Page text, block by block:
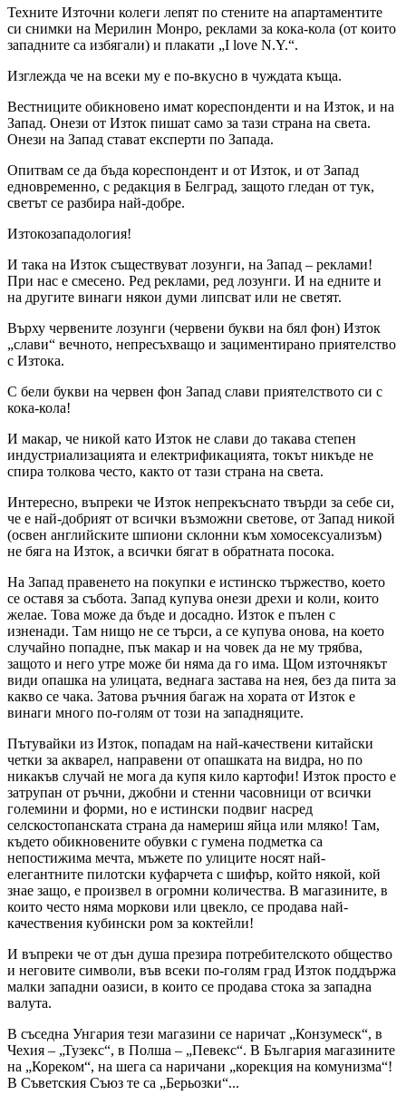
Техните Източни колеги лепят по стените на апартаментите
си снимки на Мерилин Монро, реклами за кока-кола (от които
западните са избягали) и плакати „I love N.Y.“.
Изглежда че на всеки му е по-вкусно в чуждата къща.
Вестниците обикновено имат кореспонденти и на Изток, и на
Запад. Онези от Изток пишат само за тази страна на света.
Онези на Запад стават експерти по Запада.
Опитвам се да бъда кореспондент и от Изток, и от Запад
едновременно, с редакция в Белград, защото гледан от тук,
светът се разбира най-добре.
Изтокозападология!
И така на Изток съществуват лозунги, на Запад – реклами!
При нас е смесено. Ред реклами, ред лозунги. И на едните и
на другите винаги някои думи липсват или не светят.
Върху червените лозунги (червени букви на бял фон) Изток
„слави“ вечното, непресъхващо и зациментирано приятелство
с Изтока.
С бели букви на червен фон Запад слави приятелството си с
кока-кола!
И макар, че никой като Изток не слави до такава степен
индустриализацията и електрификацията, токът никъде не
спира толкова често, както от тази страна на света.
Интересно, въпреки че Изток непрекъснато твърди за себе си,
че е най-добрият от всички възможни светове, от Запад никой
(освен английските шпиони склонни към хомосексуализъм)
не бяга на Изток, а всички бягат в обратната посока.
На Запад правенето на покупки е истинско тържество, което
се оставя за събота. Запад купува онези дрехи и коли, които
желае. Това може да бъде и досадно. Изток е пълен с
изненади. Там нищо не се търси, а се купува онова, на което
случайно попадне, пък макар и на човек да не му трябва,
защото и него утре може би няма да го има. Щом източнякът
види опашка на улицата, веднага застава на нея, без да пита за
какво се чака. Затова ръчния багаж на хората от Изток е
винаги много по-голям от този на западняците.
Пътувайки из Изток, попадам на най-качествени китайски
четки за акварел, направени от опашката на видра, но по
никакъв случай не мога да купя кило картофи! Изток просто е
затрупан от ръчни, джобни и стенни часовници от всички
големини и форми, но е истински подвиг насред
селскостопанската страна да намериш яйца или мляко! Там,
където обикновените обувки с гумена подметка са
непостижима мечта, мъжете по улиците носят най-
елегантните пилотски куфарчета с шифър, който някой, кой
знае защо, е произвел в огромни количества. В магазините, в
които често няма моркови или цвекло, се продава най-
качествения кубински ром за коктейли!
И въпреки че от дън душа презира потребителското общество
и неговите символи, във всеки по-голям град Изток поддържа
малки западни оазиси, в които се продава стока за западна
валута.
В съседна Унгария тези магазини се наричат „Конзумеск“, в
Чехия – „Тузекс“, в Полша – „Певекс“. В България магазините
на „Кореком“, на шега са наричани „корекция на комунизма“!
В Съветския Съюз те са „Берьозки“...